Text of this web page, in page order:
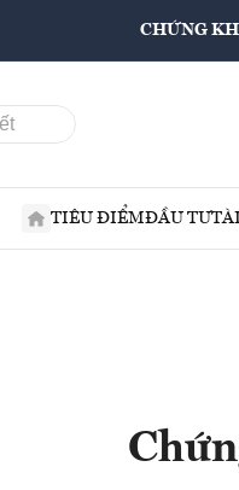
CHỨNG
TIÊU ĐIỂMĐẦU TƯ